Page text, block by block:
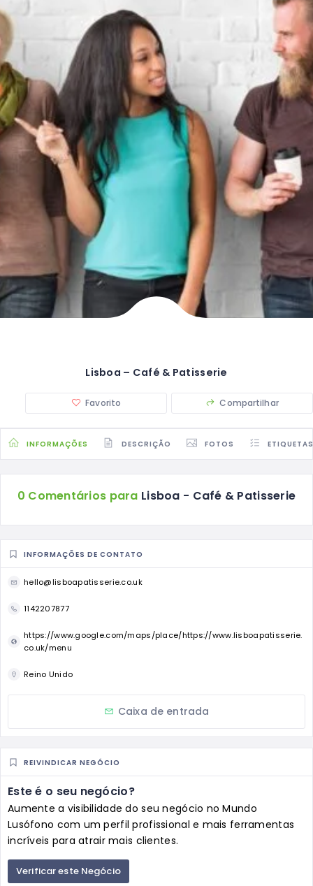
Lisboa – Café & Patisserie
Favorito Compartilhar
INFORMAÇÕES DESCRIÇÃO FOTOS ETIQUETAS
0 Comentários para Lisboa - Café & Patisserie
INFORMAÇÕES DE CONTATO
hello@lisboapatisserie.co.uk
1142207877
https://www.google.com/maps/place/https://www.lisboapatisserie.
co.uk/menu
Reino Unido
Caixa de entrada
REIVINDICAR NEGÓCIO
Este é o seu negócio?
Aumente a visibilidade do seu negócio no Mundo
Lusófono com um perfil profissional e mais ferramentas
incríveis para atrair mais clientes.
Verificar este Negócio